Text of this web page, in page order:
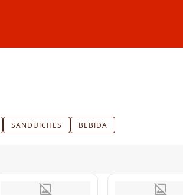
SANDUICHES BEBIDA